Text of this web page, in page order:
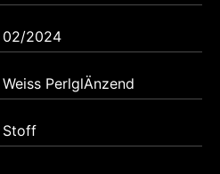
02/2024
Weiss PerlglÄnzend
Stoff